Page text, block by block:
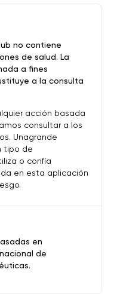
en
de
no contiene
de salud. La
a fines
a la consulta
acción basada
consultar a los
Unagrande
tipo de
o confía
en esta aplicación